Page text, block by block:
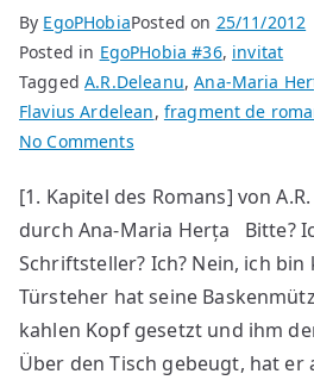
în
afară”
By EgoPHobiaPosted on 25/11/2012
Posted in EgoPHobia #36, invitat
TaggedA.R.Deleanu,Ana-Maria
Flavius Ardelean, fragment de
No Commentson
Zähmer
der
Gewässer
[1. Kapitel des Romans] von
durch Ana-Maria Herța Bitte?
Schriftsteller? Ich? Nein, ich
Türsteher hat seine
kahlen Kopf gesetzt und ihm
Über den Tisch gebeugt, hat er